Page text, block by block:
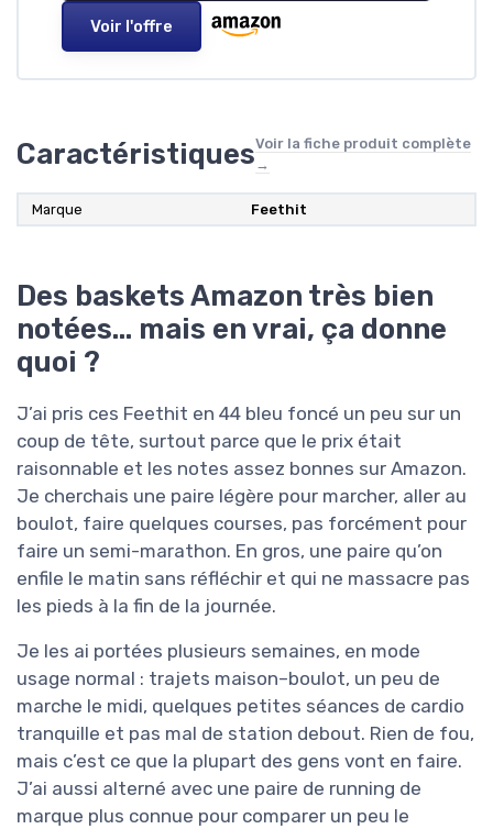
Voir l'offre
CaractéristiquesVoir la fiche produit complète
→
Marque Feethit
Des baskets Amazon très bien
notées… mais en vrai, ça donne
quoi ?
J’ai pris ces Feethit en 44 bleu foncé un peu sur un
coup de tête, surtout parce que le prix était
raisonnable et les notes assez bonnes sur Amazon.
Je cherchais une paire légère pour marcher, aller au
boulot, faire quelques courses, pas forcément pour
faire un semi-marathon. En gros, une paire qu’on
enfile le matin sans réfléchir et qui ne massacre pas
les pieds à la fin de la journée.
Je les ai portées plusieurs semaines, en mode
usage normal : trajets maison–boulot, un peu de
marche le midi, quelques petites séances de cardio
tranquille et pas mal de station debout. Rien de fou,
mais c’est ce que la plupart des gens vont en faire.
J’ai aussi alterné avec une paire de running de
marque plus connue pour comparer un peu le